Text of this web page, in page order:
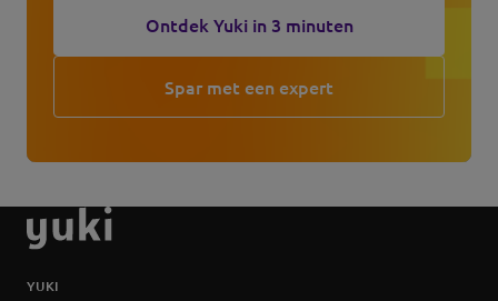
Ontdek Yuki in 3 minuten
Spar met een expert
Ga
naar
homepage
YUKI